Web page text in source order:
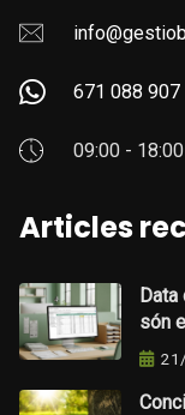
671 088 907
09:00 - 18:00
Articles
són